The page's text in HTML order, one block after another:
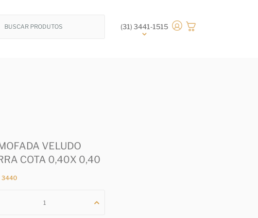
(31) 3441-1515
VELUDO
COTA 0,40X 0,40
3440